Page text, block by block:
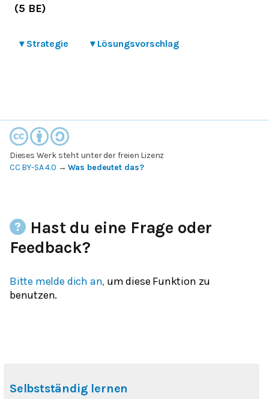
(5 BE)
▾ Strategie ▾ Lösungsvorschlag
Dieses Werk steht unter der freien Lizenz
CC BY-SA 4.0 →Was bedeutet das?
Hast du eine Frage oder
Feedback?
Bitte melde dich an, um diese Funktion zu
benutzen.
Selbstständig lernen